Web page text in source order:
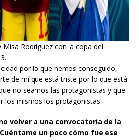
Misa Rodríguez con la copa del
por lo que hemos conseguido,
de mí que está triste por lo que está
no seamos las protagonistas y que
los mismos los protagonistas.
volver a una convocatoria de la
un poco cómo fue ese